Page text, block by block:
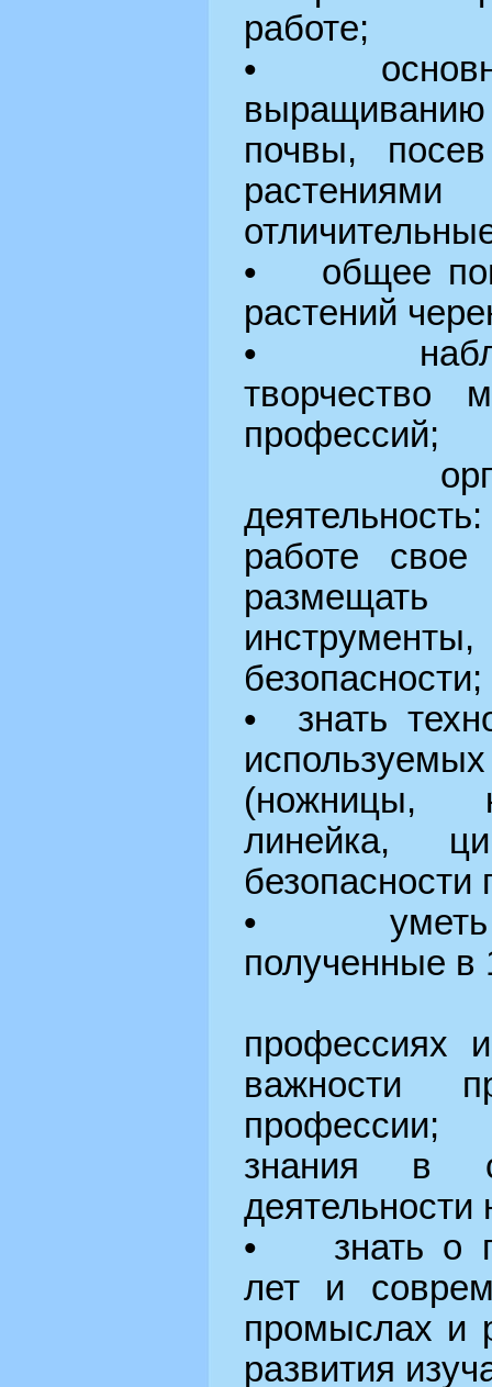
работе;
•
выращиванию
почвы,
• общее
растений
•
творчество
профессий;
работе свое
безопасности;
• знать
(ножницы,
линейка,
безопасности
• уметь
полученные в
профессиях
важности
профессии;
знания в
• знать о
лет и
промыслах и
развития